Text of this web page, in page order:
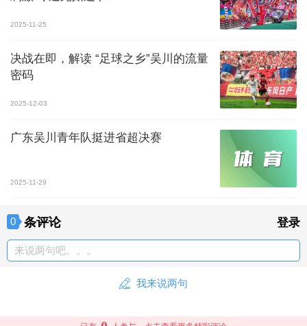
2025-11-25
决战在即，解读 “足球之乡”吴川的流量
密码
2025-12-03
广东吴川青年队挺进省超决赛
2025-11-29
0 条评论 登录
来说两句吧。。。
我来说两句